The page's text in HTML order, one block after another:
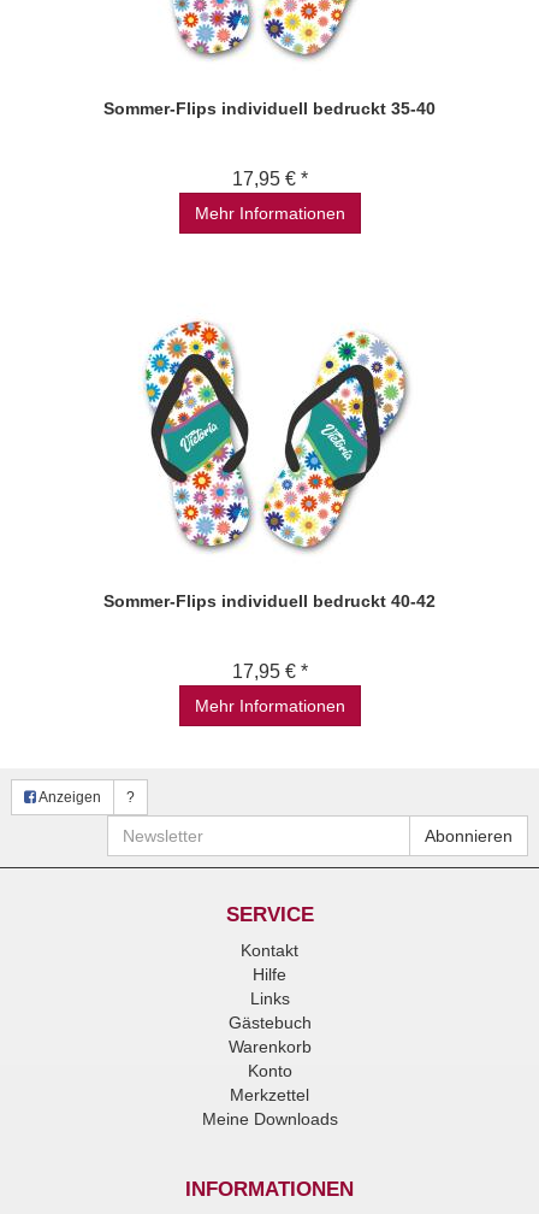
Sommer-Flips individuell bedruckt 35-40
17,95 € *
Mehr Informationen
Sommer-Flips individuell bedruckt 40-42
17,95 € *
Mehr Informationen
Anzeigen ?
Newsletter Abonnieren
SERVICE
Kontakt
Hilfe
Links
Gästebuch
Warenkorb
Konto
Merkzettel
Meine Downloads
INFORMATIONEN